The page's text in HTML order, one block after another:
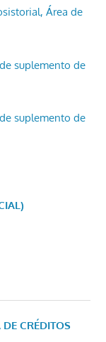
Área de
suplemento de
suplemento de
CRÉDITOS